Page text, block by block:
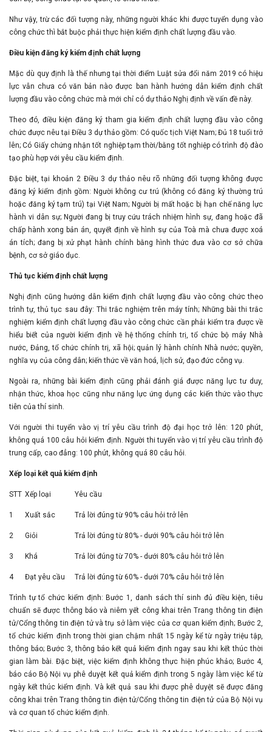
Như vậy, trừ các đối tượng này, những người khác khi được tuyển dụng vào
công chức thì bắt buộc phải thực hiện kiểm định chất lượng đầu vào.
Điều kiện đăng ký kiểm định chất lượng
Mặc dù quy định là thế nhưng tại thời điểm Luật sửa đổi năm 2019 có hiệu
lực vẫn chưa có văn bản nào được ban hành hướng dẫn kiểm định chất
lượng đầu vào công chức mà mới chỉ có dự thảo Nghị định về vấn đề này.
Theo đó, điều kiện đăng ký tham gia kiểm định chất lượng đầu vào công
chức được nêu tại Điều 3 dự thảo gồm: Có quốc tịch Việt Nam; Đủ 18 tuổi trở
lên; Có Giấy chứng nhận tốt nghiệp tạm thời/bằng tốt nghiệp có trình độ đào
tạo phù hợp với yêu cầu kiểm định.
Đặc biệt, tại khoản 2 Điều 3 dự thảo nêu rõ những đối tượng không được
đăng ký kiểm định gồm: Người không cư trú (không có đăng ký thường trú
hoặc đăng ký tạm trú) tại Việt Nam; Người bị mất hoặc bị hạn chế năng lực
hành vi dân sự; Người đang bị truy cứu trách nhiệm hình sự, đang hoặc đã
chấp hành xong bản án, quyết định về hình sự của Toà mà chưa được xoá
án tích; đang bị xử phạt hành chính bằng hình thức đưa vào cơ sở chữa
bệnh, cơ sở giáo dục.
Thủ tục kiểm định chất lượng
Nghị định cũng hướng dẫn kiểm định chất lượng đầu vào công chức theo
trình tự, thủ tục sau đây: Thi trắc nghiệm trên máy tính; Những bài thi trắc
nghiệm kiểm định chất lượng đầu vào công chức cần phải kiểm tra được về
hiểu biết của người kiểm định về hệ thống chính trị, tổ chức bộ máy Nhà
nước, Đảng, tổ chức chính trị, xã hội; quản lý hành chính Nhà nước; quyền,
nghĩa vụ của công dân; kiến thức về văn hoá, lịch sử, đạo đức công vụ.
Ngoài ra, những bài kiểm định cũng phải đánh giá được năng lực tư duy,
nhận thức, khoa học cũng như năng lực ứng dụng các kiến thức vào thực
tiễn của thí sinh.
Với người thi tuyển vào vị trí yêu cầu trình độ đại học trở lên: 120 phút,
không quá 100 câu hỏi kiểm định. Người thi tuyển vào vị trí yêu cầu trình độ
trung cấp, cao đẳng: 100 phút, không quá 80 câu hỏi.
Xếp loại kết quả kiểm định
STT Xếp loại Yêu cầu
1 Xuất sắc Trả lời đúng từ 90% câu hỏi trở lên
2 Giỏi Trả lời đúng từ 80% - dưới 90% câu hỏi trở lên
3 Khá Trả lời đúng từ 70% - dưới 80% câu hỏi trở lên
4 Đạt yêu cầu Trả lời đúng từ 60% - dưới 70% câu hỏi trở lên
Trình tự tổ chức kiểm định: Bước 1, danh sách thí sinh đủ điều kiện, tiêu
chuẩn sẽ được thông báo và niêm yết công khai trên Trang thông tin điện
tử/Cổng thông tin điện tử và trụ sở làm việc của cơ quan kiểm định; Bước 2,
tổ chức kiểm định trong thời gian chậm nhất 15 ngày kể từ ngày triệu tập,
thông báo; Bước 3, thông báo kết quả kiểm định ngay sau khi kết thúc thời
gian làm bài. Đặc biệt, việc kiểm định không thực hiện phúc khảo; Bước 4,
báo cáo Bộ Nội vụ phê duyệt kết quả kiểm định trong 5 ngày làm việc kể từ
ngày kết thúc kiểm định. Và kết quả sau khi được phê duyệt sẽ được đăng
công khai trên Trang thông tin điện tử/Cổng thông tin điện tử của Bộ Nội vụ
và cơ quan tổ chức kiểm định.